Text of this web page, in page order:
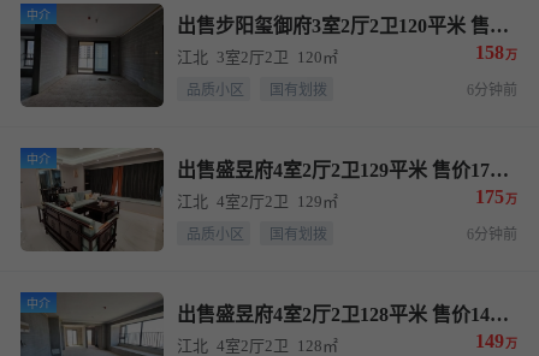
中介
出售步阳玺御府3室2厅2卫120平米 售价158万
江北 3室2厅2卫 120㎡ 158万
品质小区 国有划拨 6分钟前
中介
出售盛昱府4室2厅2卫129平米 售价175万
江北 4室2厅2卫 129㎡ 175万
品质小区 国有划拨 6分钟前
中介
出售盛昱府4室2厅2卫128平米 售价149万
江北 4室2厅2卫 128㎡ 149万